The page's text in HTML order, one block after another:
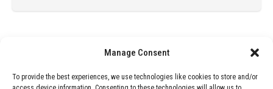
Manage Consent
To provide the best experiences, we use technologies like cookies to store and/or